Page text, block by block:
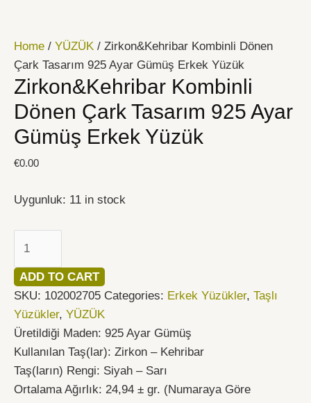
Home / YÜZÜK / Zirkon&Kehribar Kombinli Dönen
Çark Tasarım 925 Ayar Gümüş Erkek Yüzük
Zirkon&Kehribar Kombinli
Dönen Çark Tasarım 925 Ayar
Gümüş Erkek Yüzük
€0.00
Uygunluk: 11 in stock
Dönen
Çark
Tasarım
925
Ayar
Gümüş
Erkek
quantity
ADD TO CART
SKU: 102002705 Categories: Erkek Yüzükler, Taşlı
Yüzükler, YÜZÜK
Üretildiği Maden: 925 Ayar Gümüş
Kullanılan Taş(lar): Zirkon – Kehribar
Taş(ların) Rengi: Siyah – Sarı
Ortalama Ağırlık: 24,94 ± gr. (Numaraya Göre